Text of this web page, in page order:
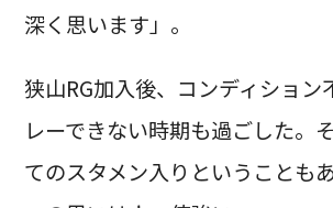
深く思います」。
狭山RG加入後、コンディション
レーできない時期も過ごした。
てのスタメン入りということも